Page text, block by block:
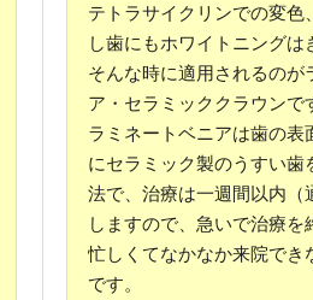
テトラサイクリンでの変色
し歯にもホワイトニングは
そんな時に適用されるのが
ア・セラミッククラウンで
ラミネートベニアは歯の表
にセラミック製のうすい歯
法で、治療は一週間以内（
しますので、急いで治療を
忙しくてなかなか来院でき
です。